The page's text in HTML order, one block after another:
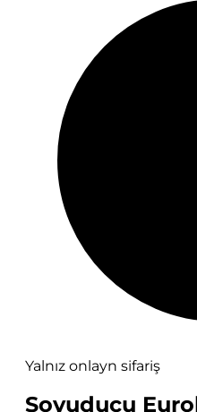
Yalnız onlayn sifariş
Soyuducu